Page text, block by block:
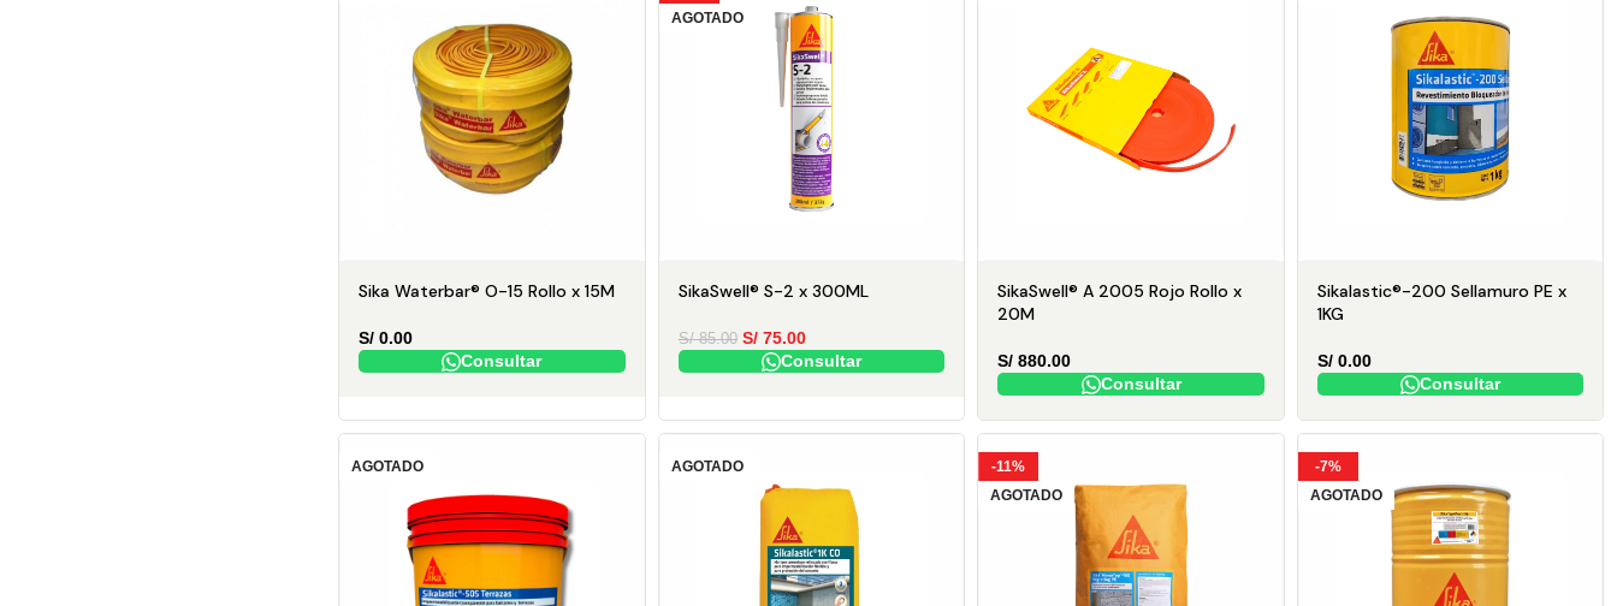
Sika Waterbar® O-15 Rollo x 15M
S/ 0.00
Consultar
AGOTADO
SikaSwell® S-2 x 300ML
S/85.00 S/75.00
Consultar
SikaSwell® A 2005 Rojo Rollo x
20M
S/ 880.00
Consultar
Sikalastic®-200 Sellamuro PE x
1KG
S/0.00
Consultar
AGOTADO AGOTADO
-11%
AGOTADO
-7%
AGOTADO
JUNTOS
Ahorra, construye mejor y recibe
consejos prácticos directamente en tu
🏗️ Quiero construir con
SIKA